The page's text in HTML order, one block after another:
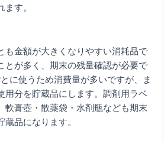
す。
も金額が大きくなりやすい消耗品で
とが多く、期末の残量確認が必要で
に使うため消費量が多いですが、ま
用分を貯蔵品にします。調剤用ラベ
軟膏壺・散薬袋・水剤瓶なども期末
品になります。